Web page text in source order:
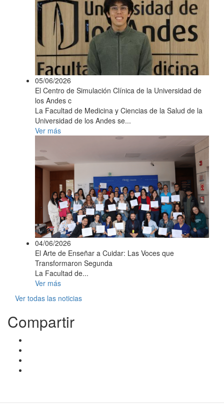
05/06/2026
El Centro de Simulación Clínica de la Universidad de
los Andes c
La Facultad de Medicina y Ciencias de la Salud de la
Universidad de los Andes se...
Ver más
04/06/2026
El Arte de Enseñar a Cuidar: Las Voces que
Transformaron Segunda
La Facultad de...
Ver más
Ver todas las noticias
Compartir